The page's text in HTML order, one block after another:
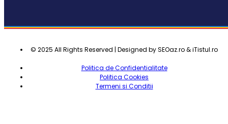
© 2025 All Rights Reserved | Designed by SEOaz.ro & iTistul.ro
Politica de Confidentialitate
Politica Cookies
Termeni si Conditii